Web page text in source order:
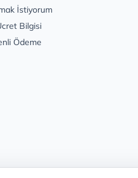
İstiyorum
Bilgisi
Ödeme